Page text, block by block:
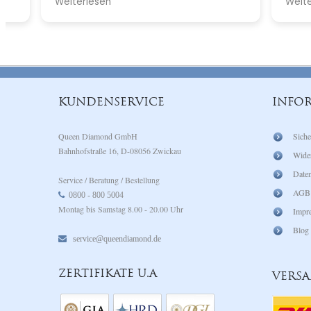
KUNDENSERVICE
Queen Diamond GmbH
Bahnhofstraße 16, D-08056 Zwickau
Service / Beratung / Bestellung
0800 - 800 5004
Montag bis Samstag 8.00 - 20.00 Uhr
service@queendiamond.de
ZERTIFIKATE U.A
AGB
Blog